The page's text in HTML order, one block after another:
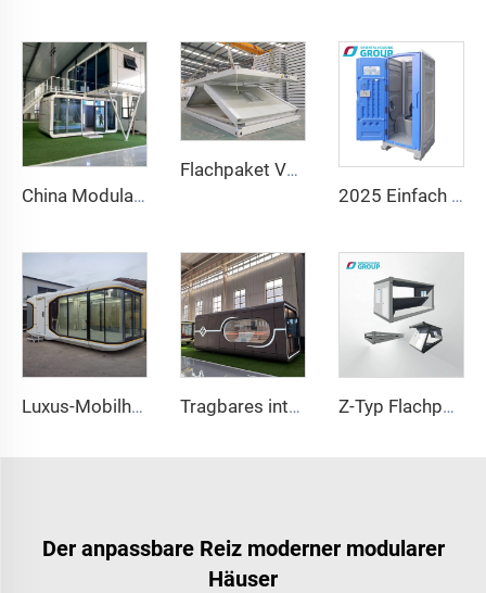
China Modular Home Capsule House Preis Vorgefertigte Apfelhütte zum Verkauf 20ft
Flachpaket Vorfabriziert Schnell Faltbar Tragbar Modul 20ft 40ft Faltbares Mobiles Container Mini Haus Häuser
2025 Einfach zu installierende öffentliche Toilette, tragbare Luxus-Badezimmertoilette und Duschraum, tragbare Außentoilette
Luxus-Mobilheim, faltbarer Container, neues Raumkapsel-Design aus Stahl und Sandwichpaneelen für Heimbüro Tragbares integriertes Zimmer aus Stahlkonstruktion, vorgefertigtes Haus im Space-Capsule-Stil, inspiriertes Gästehaus für Sehenswürdigkeiten und Campingplätze Z-Typ Flachpack-Faltcontainerhaus, hochwertig, direkter Fabrikverkauf, schnelle Montage, vorgefertigtes Büro-Falthaus
Der anpassbare Reiz moderner modularer
Häuser